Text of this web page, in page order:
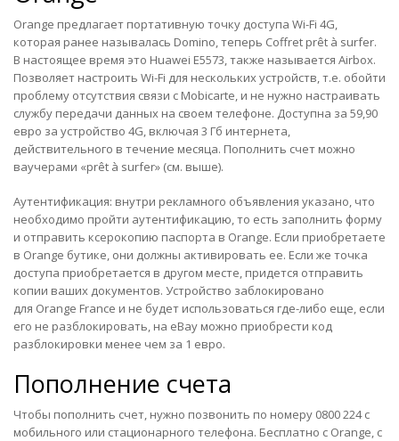
Orange предлагает портативную точку доступа Wi-Fi 4G,
которая ранее называлась Domino, теперь Coffret prêt à surfer.
В настоящее время это Huawei E5573, также называется Airbox.
Позволяет настроить Wi-Fi для нескольких устройств, т.е. обойти
проблему отсутствия связи с Mobicarte, и не нужно настраивать
службу передачи данных на своем телефоне. Доступна за 59,90
евро за устройство 4G, включая 3 Гб интернета,
действительного в течение месяца. Пополнить счет можно
ваучерами «prêt à surfer» (см. выше).
Аутентификация: внутри рекламного объявления указано, что
необходимо пройти аутентификацию, то есть заполнить форму
и отправить ксерокопию паспорта в Orange. Если приобретаете
в Orange бутике, они должны активировать ее. Если же точка
доступа приобретается в другом месте, придется отправить
копии ваших документов. Устройство заблокировано
для Orange France и не будет использоваться где-либо еще, если
его не разблокировать, на eBay можно приобрести код
разблокировки менее чем за 1 евро.
Пополнение счета
Чтобы пополнить счет, нужно позвонить по номеру 0800 224 с
мобильного или стационарного телефона. Бесплатно с Orange, с